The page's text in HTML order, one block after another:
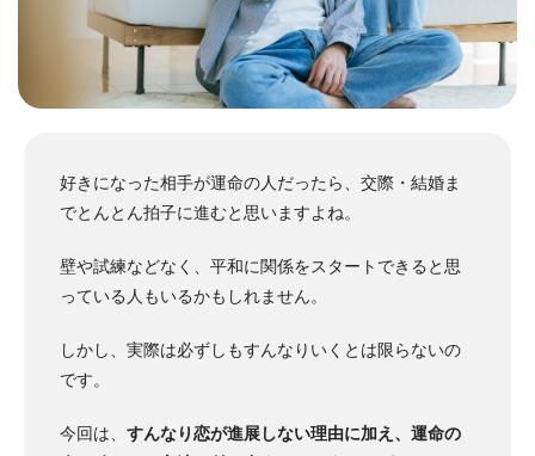
好きになった相手が運命の人だったら、交際・結婚ま
でとんとん拍子に進むと思いますよね。
壁や試練などなく、平和に関係をスタートできると思
っている人もいるかもしれません。
しかし、実際は必ずしもすんなりいくとは限らないの
です。
今回は、 すんなり恋が進展しない理由に加え、運命の